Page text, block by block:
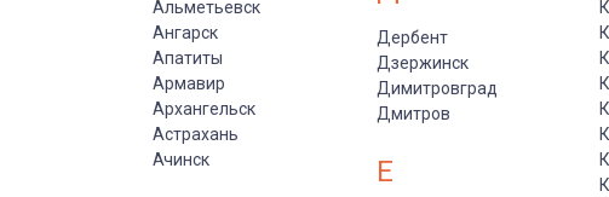
Альметьевск
Ангарск
Апатиты
Армавир
Архангельск
Астрахань
Ачинск
Дербент
Дзержинск
Димитровград
Дмитров
Е